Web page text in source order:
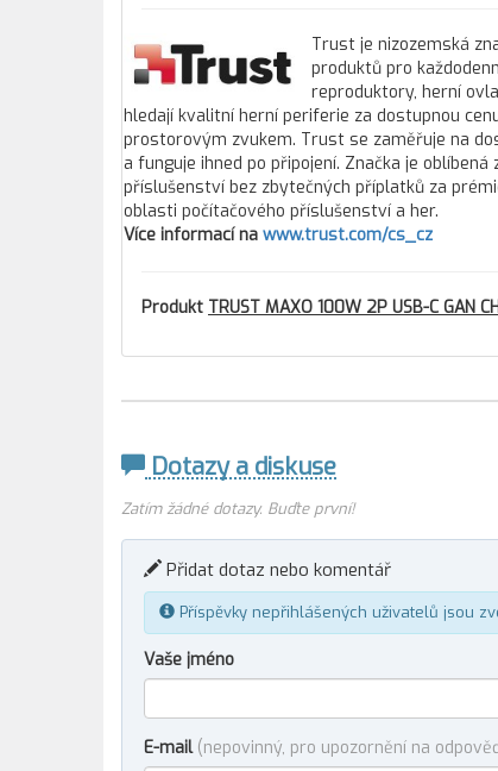
Trust je nizozemská
produktů pro
reproduktory, herní
hledají kvalitní herní periferie za dostupnou
prostorovým zvukem. Trust se zaměřuje na
a funguje ihned po připojení. Značka je
příslušenství bez zbytečných příplatků za
oblasti počítačového příslušenství a her.
Více informací na www.trust.com/cs_cz
Produkt TRUST MAXO 100W 2P USB-C GAN
Dotazy a diskuse
Zatím žádné dotazy. Buďte první!
Přidat dotaz nebo komentář
Příspěvky nepřihlášených uživatelů jsou
Vaše jméno
E-mail (nepovinný, pro upozornění na